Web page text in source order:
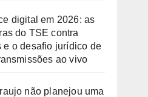
digital em 2026: as
do TSE contra
e o desafio jurídico de
ao vivo
não planejou uma